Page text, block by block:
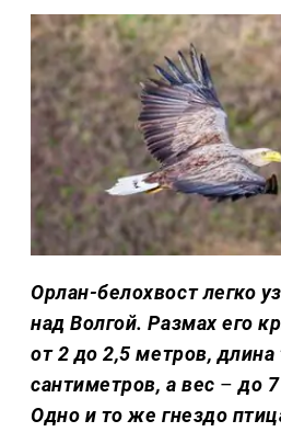
Орлан-белохвост легко
над Волгой. Размах его
от 2 до 2,5 метров, длина
сантиметров, а вес – до
Одно и то же гнездо